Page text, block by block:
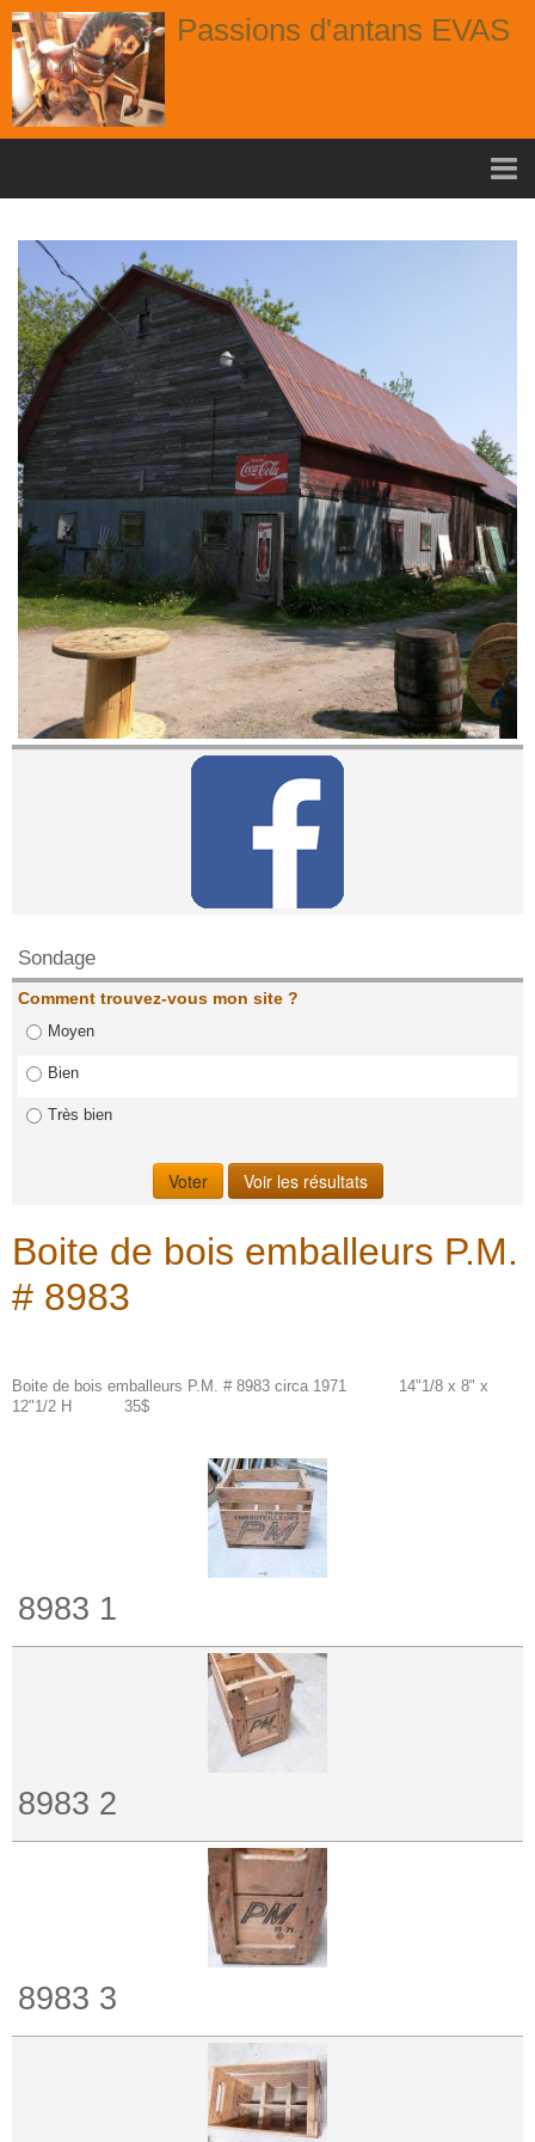
Passions d'antans EVAS
nouvelle arrivage aout
Album
Portes
Fenêtres
Chaises
Contact
Contactez nous!
Sondage
Comment trouvez-vous mon site ?
Moyen
Bien
Très bien
Boite de bois emballeurs P.M.
# 8983
Boite de bois emballeurs P.M. # 8983 circa 1971 14"1/8 x 8" x
12"1/2 H 35$
8983 1
8983 2
8983 3